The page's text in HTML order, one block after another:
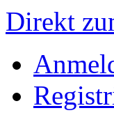
Direkt